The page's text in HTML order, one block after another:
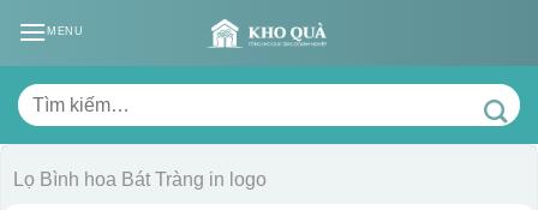
MENU
Tìm
kiếm:
Lọ Bình hoa Bát Tràng in logo